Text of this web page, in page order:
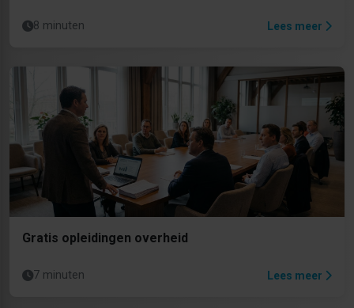
8 minuten Lees meer
Gratis opleidingen overheid
7 minuten Lees meer